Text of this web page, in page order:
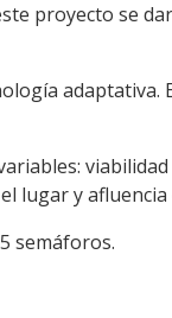
proyecto se
lugar y
semáforos.